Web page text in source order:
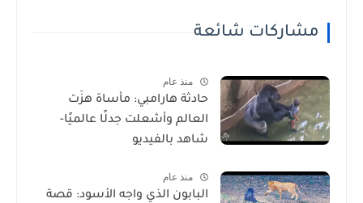
مشاركات شائعة
منذ عام
حادثة هارامبي: مأساة هزّت
العالم وأشعلت جدلًا عالميًا-
شاهد بالفيديو
منذ عام
البابون الذي واجه الأسود: قصة